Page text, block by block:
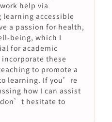
help via
learning accessible
a passion for health,
being, which I
for academic
these
to promote a
learning. If you’re
how I can assist
hesitate to